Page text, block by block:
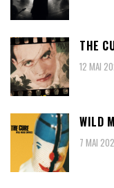
THE
12 MAI
WILD
7 MAI